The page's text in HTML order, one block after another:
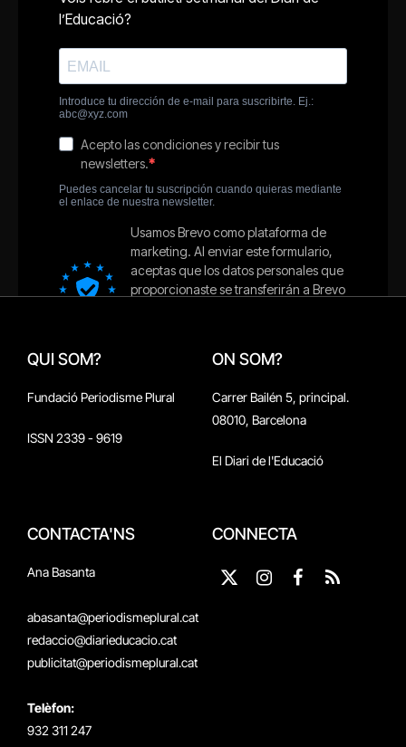
QUI SOM?
Fundació Periodisme Plural
ISSN 2339 - 9619
ON SOM?
Carrer Bailén 5, principal.
08010, Barcelona
El Diari de l'Educació
CONTACTA'NS
Ana Basanta
abasanta@periodismeplural.cat
redaccio@diarieducacio.cat
publicitat@periodismeplural.cat
Telèfon:
932 311 247
CONNECTA
X
Instagram
Facebook
RSS